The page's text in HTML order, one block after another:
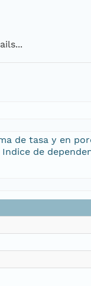
de tasa y en
de